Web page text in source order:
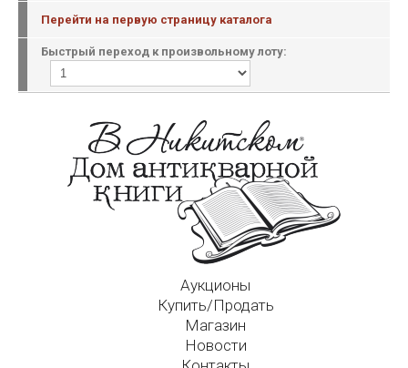
Перейти на первую страницу каталога
Быстрый переход к произвольному лоту:
Аукционы
Купить/Продать
Магазин
Новости